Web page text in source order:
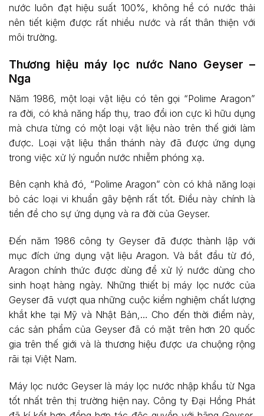
nước luôn đạt hiệu suất 100%, không hề có nước thải
nên tiết kiệm được rất nhiều nước và rất thân thiện với
môi trường.
Thương hiệu máy lọc nước Nano Geyser –
Nga
Năm 1986, một loại vật liệu có tên gọi “Polime Aragon”
ra đời, có khả năng hấp thụ, trao đổi ion cực kì hữu dụng
mà chưa từng có một loại vật liệu nào trên thế giới làm
được. Loại vật liệu thần thánh này đã được ứng dụng
trong việc xử lý nguồn nước nhiễm phóng xạ.
Bên cạnh khả đó, “Polime Aragon” còn có khả năng loại
bỏ các loại vi khuẩn gây bệnh rất tốt. Điều này chính là
tiền đề cho sự ứng dụng và ra đời của Geyser.
Đến năm 1986 công ty Geyser đã được thành lập với
mục đích ứng dụng vật liệu Aragon. Và bắt đầu từ đó,
Aragon chính thức được dùng để xử lý nước dùng cho
sinh hoạt hàng ngày. Những thiết bị máy lọc nước của
Geyser đã vượt qua những cuộc kiểm nghiệm chất lượng
khắt khe tại Mỹ và Nhật Bản,… Cho đến thời điểm này,
các sản phẩm của Geyser đã có mặt trên hơn 20 quốc
gia trên thế giới và là thương hiệu được ưa chuộng rộng
rãi tại Việt Nam.
Máy lọc nước Geyser là máy lọc nước nhập khẩu từ Nga
tốt nhất trên thị trường hiện nay. Công ty Đại Hồng Phát